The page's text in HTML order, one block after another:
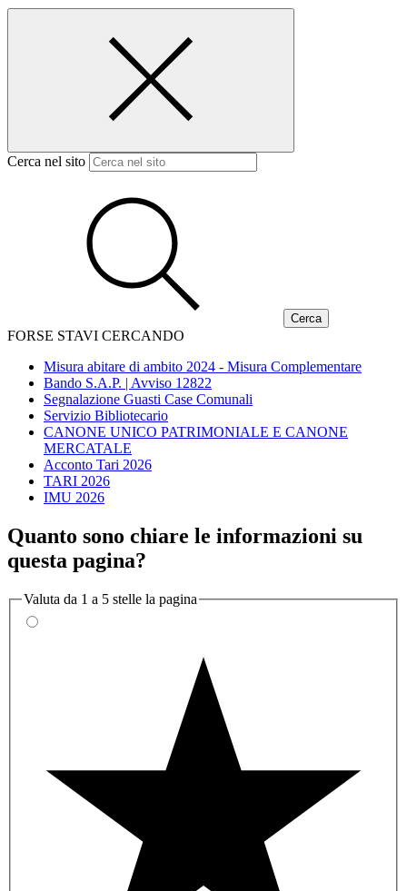
Cerca nel sito
FORSE STAVI CERCANDO
Misura abitare di ambito 2024 - Misura Complementare
Bando S.A.P. | Avviso 12822
Segnalazione Guasti Case Comunali
Servizio Bibliotecario
CANONE UNICO PATRIMONIALE E CANONE
MERCATALE
Acconto Tari 2026
TARI 2026
IMU 2026
Quanto sono chiare le informazioni su
questa pagina?
Valuta da 1 a 5 stelle la pagina